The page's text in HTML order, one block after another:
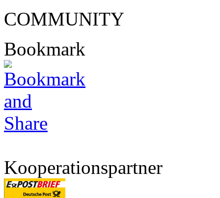
COMMUNITY
Bookmark
Kooperationspartner